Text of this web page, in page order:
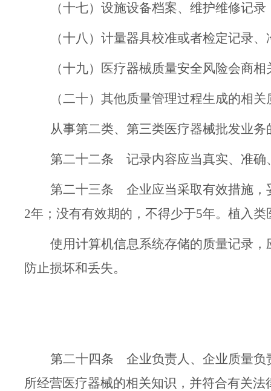
（十七） 设施设备档案、维护维修记录
（十八） 计量器具校准或者检定记录、
（十九） 医疗器械质量安全风险会商相
（二十） 其他质量管理过程生成的相关
从事第二类、第三类医疗器械批发业务
第二十二条 记录内容应当真实、准
第二十三条 企业应当采取有效措施
2年；没有有效期的，不得少于5年。植入类
使用计算机信息系统存储的质量记录
防止损坏和丢失。
第二十四条 企业负责人、企业质量负
所经营医疗器械的相关知识 ，并符合有关法